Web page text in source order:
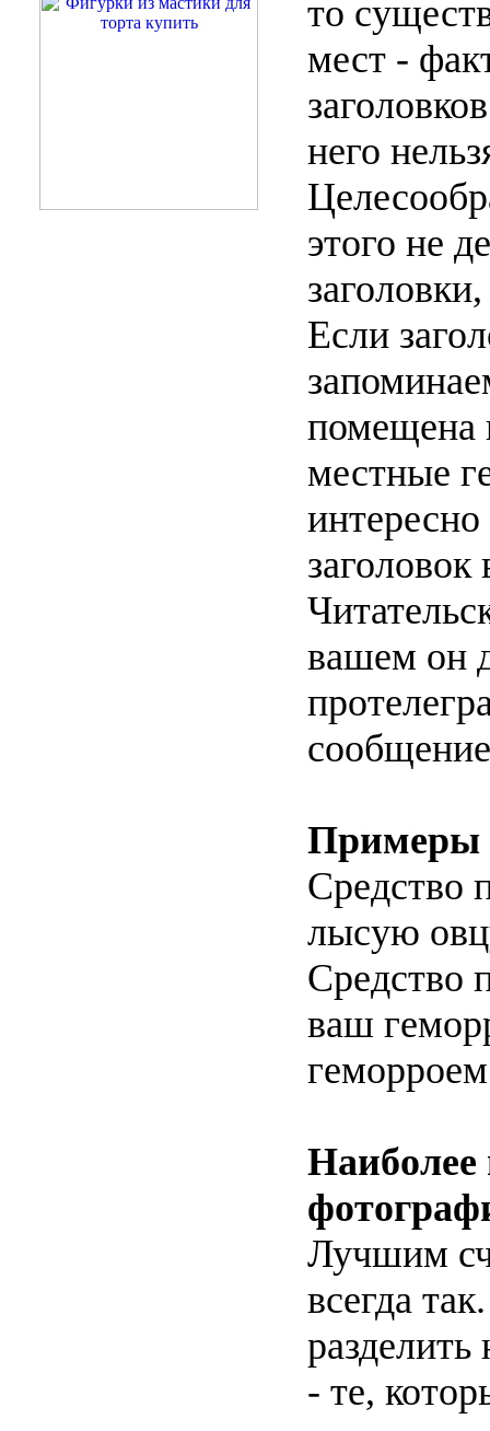
то
мест -
него
этого не
Если
помещена
местные
заголовок
вашем он
Примеры
Средство
лысую
Средство
ваш
Наиболее
Лучшим
всегда
разделить
- те,